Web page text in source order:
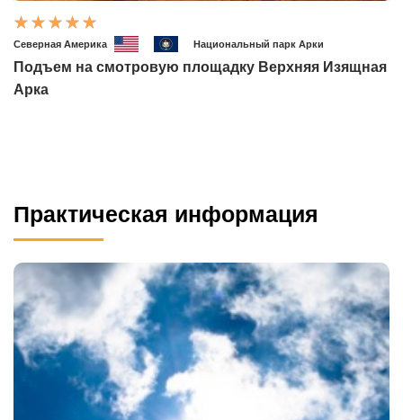
Северная Америка Национальный парк Арки
Подъем на смотровую площадку Верхняя Изящная
Арка
Практическая информация